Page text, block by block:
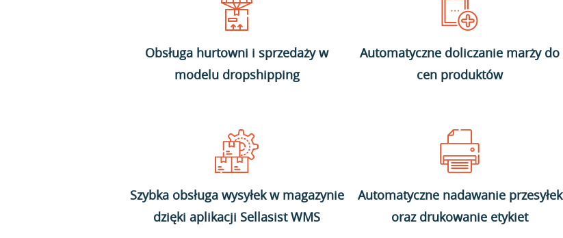
Obsługa hurtowni i sprzedaży w
modelu dropshipping
Automatyczne doliczanie marży do
cen produktów
Szybka obsługa wysyłek w magazynie
dzięki aplikacji Sellasist WMS
Automatyczne nadawanie przesyłek
oraz drukowanie etykiet